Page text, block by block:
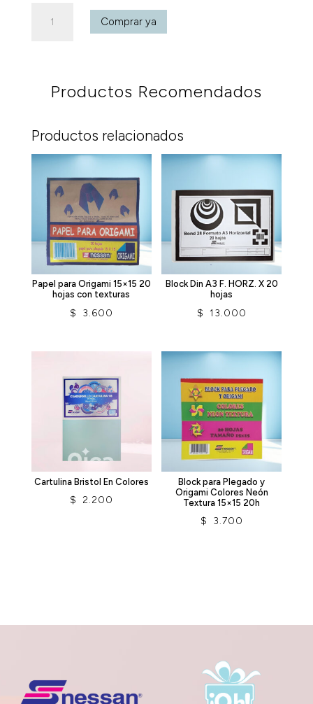
Milimetrado
Comprar ya
Productos Recomendados
Productos relacionados
Papel para Origami 15×15 20
hojas con texturas
$ 3.600
Block Din A3 F. HORZ. X 20
hojas
$ 13.000
Cartulina Bristol En Colores
$ 2.200
Block para Plegado y
Origami Colores Neón
Textura 15×15 20h
$ 3.700